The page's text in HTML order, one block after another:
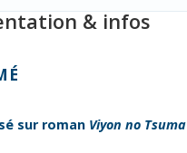
& infos
sur roman Viyon no Tsuma